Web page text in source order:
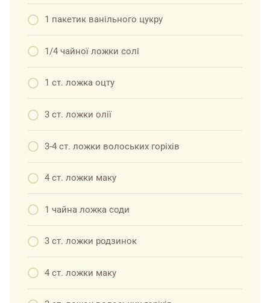
1 пакетик ванільного цукру
1/4 чайної ложки солі
1 ст. ложка оцту
3 ст. ложки олії
3-4 ст. ложки волоських горіхів
4 ст. ложки маку
1 чайна ложка соди
3 ст. ложки родзинок
4 ст. ложки маку